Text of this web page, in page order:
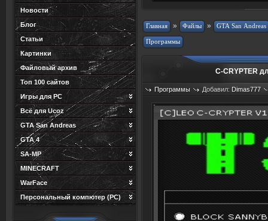
Новости
Блог
Статьи
Картинки
Файловый архив
Топ 100 сайтов
Игры для PC
Всё для Ucoz
GTA San Andreas
GTA 4
SA-MP
MINECRAFT
WarFace
Персональный компютер (PC)
» »
C-CRYPTER
Программы Добавил: Dimas777